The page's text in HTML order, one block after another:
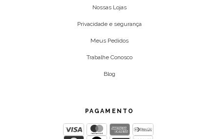
Nossas Lojas
Privacidade e segurança
Meus Pedidos
Trabalhe Conosco
Blog
PAGAMENTO